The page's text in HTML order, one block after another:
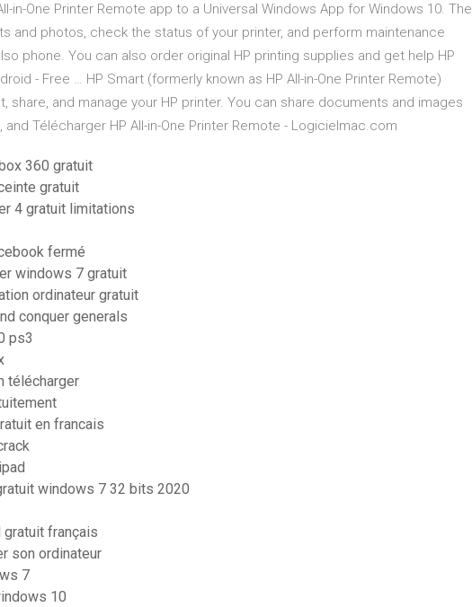
in-One Printer Remote app to a Universal Windows App for Windows 10. The
and photos, check the status of your printer, and perform maintenance
phone. You can also order original HP printing supplies and get help HP
- Free … HP Smart (formerly known as HP All-in-One Printer Remote)
share, and manage your HP printer. You can share documents and images
Télécharger HP All-in-One Printer Remote - Logicielmac.com
360 gratuit
gratuit
4 gratuit limitations
fermé
windows 7 gratuit
ordinateur gratuit
conquer generals
ps3
télécharger
en francais
windows 7 32 bits 2020
français
son ordinateur
7
10